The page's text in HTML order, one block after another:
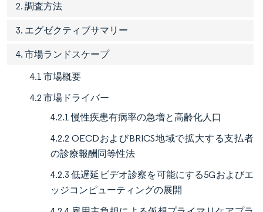
2. 調査方法
3. エグゼクティブサマリー
4. 市場ランドスケープ
4.1 市場概要
4.2 市場ドライバー
4.2.1 慢性疾患有病率の急増と高齢化人口
4.2.2 OECDおよびBRICS地域で拡大する支払者
の診療報酬同等性法
4.2.3 低遅延ビデオ診察を可能にする5Gおよびエ
ッジコンピューティングの展開